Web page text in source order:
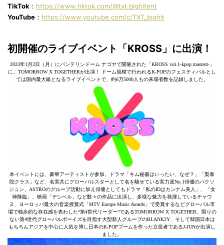
TikTok ： https://www.tiktok.com/@txt.bighitent
YouTube ： https://www.youtube.com/c/TXT_bighit
初開催のライブイベント「KROSS 」に出演！
2023年1⽉2⽇（⽉）にバンテリンドーム ナゴヤで開催された「KROSS vol.1-kpop masterz-」
に、TOMORROW X TOGETHERが出演！ ドーム規模で行われるK-POPのフェスティバルとし
ては国内最大級となるライブイベントで、約6万5000⼈もの来場者数を記録しました。
本イベントには、豪華アーティストが参加。ドラマ「キム秘書はいったい、なぜ？」「梨泰
院クラス」など、名実共にグローバルスターとして名を馳せている実⼒派No.1俳優のパクソ
ジュン、ASTROのグループ活動に加え俳優としてもドラマ「私のIDはカンナム美⼈」、「⼥
神降臨」、映画「デシベル」など数々の作品に出演し、多様な魅⼒を発揮しているチャウ
ヌ、ヨーロッパ最⼤の⾳楽授賞式「MTV Europe Music Awards」で受賞するなどグローバル市
場で独歩的な存在感を表わした“第4世代リーダー“であるTOMORROW X TOGETHER、限りの
ない第4世代グローバルボーイズを⽬指す⼤型新⼈グループのBLANK2Y、そして韓国⽇本は
もちろんアジアを中⼼に⼈気を博し⽇本のK-POPブームを作った⽴役者であるJ-JUNが出演し
ました。